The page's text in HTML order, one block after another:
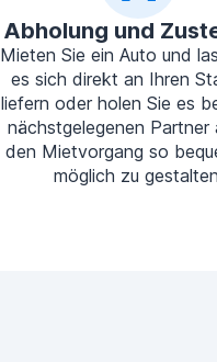
Abholung und
Mieten Sie ein Auto und
es sich direkt an Ihren
liefern oder holen Sie es
nächstgelegenen Partner
den Mietvorgang so
möglich zu